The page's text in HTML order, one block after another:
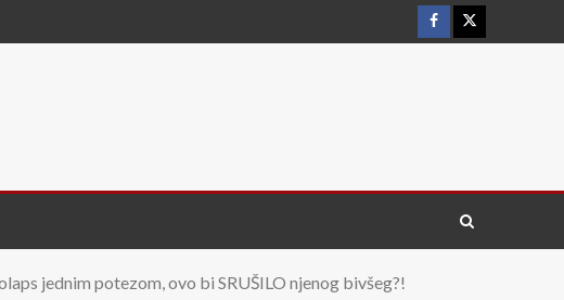
jednim potezom, ovo bi SRUŠILO njenog bivšeg?!